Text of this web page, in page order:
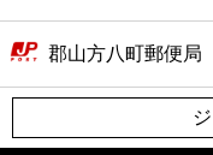
郡山方八町郵便局